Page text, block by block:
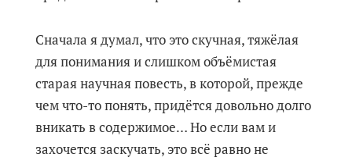
Сначала я думал, что это скучная, тяжёлая
для понимания и слишком объёмистая
старая научная повесть, в которой, прежде
чем что-то понять, придётся довольно долго
вникать в содержимое… Но если вам и
захочется заскучать, это всё равно не